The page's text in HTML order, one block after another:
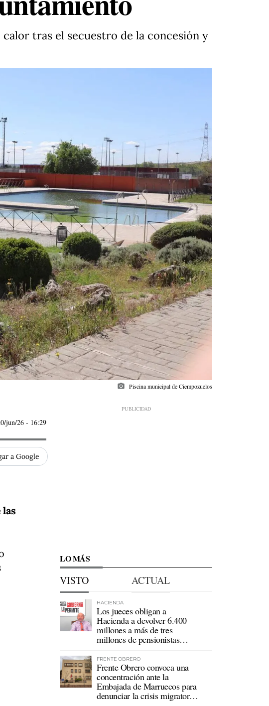
tras el secuestro de la concesión y
photo_camera Piscina municipal de Ciempozuelos
jun/26 - 16:29
a Google
LO MÁS
VISTO ACTUAL
HACIENDA
Los jueces obligan a
Hacienda a devolver 6.400
millones a más de tres
millones de pensionistas
FRENTE OBRERO
Frente Obrero convoca una
concentración ante la
Embajada de Marruecos para
denunciar la crisis migratoria